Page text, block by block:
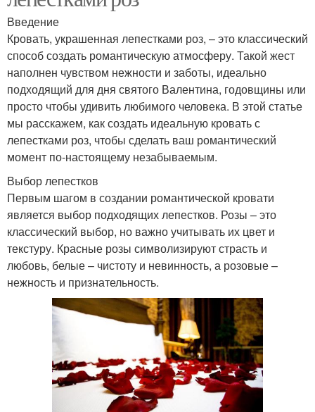
Введение
Кровать, украшенная лепестками роз, – это классический
способ создать романтическую атмосферу. Такой жест
наполнен чувством нежности и заботы, идеально
подходящий для дня святого Валентина, годовщины или
просто чтобы удивить любимого человека. В этой статье
мы расскажем, как создать идеальную кровать с
лепестками роз, чтобы сделать ваш романтический
момент по-настоящему незабываемым.
Выбор лепестков
Первым шагом в создании романтической кровати
является выбор подходящих лепестков. Розы – это
классический выбор, но важно учитывать их цвет и
текстуру. Красные розы символизируют страсть и
любовь, белые – чистоту и невинность, а розовые –
нежность и признательность.